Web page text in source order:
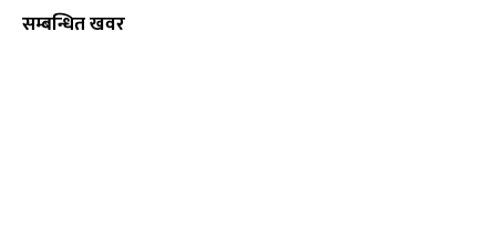
सम्बन्धित खवर